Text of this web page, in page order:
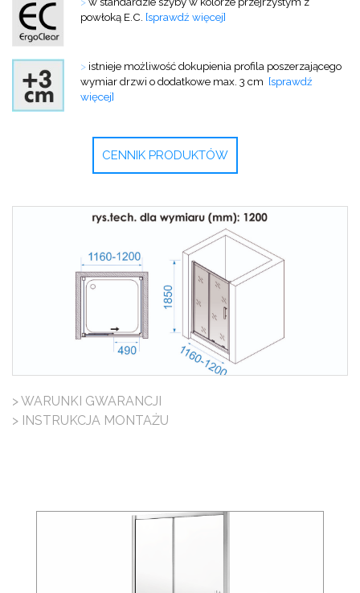
powłoką E.C. [sprawdź więcej]
> istnieje możliwość dokupienia profila poszerzającego
wymiar drzwi o dodatkowe max. 3 cm [sprawdź
więcej]
CENNIK PRODUKTÓW
> WARUNKI GWARANCJI
> INSTRUKCJA MONTAŻU